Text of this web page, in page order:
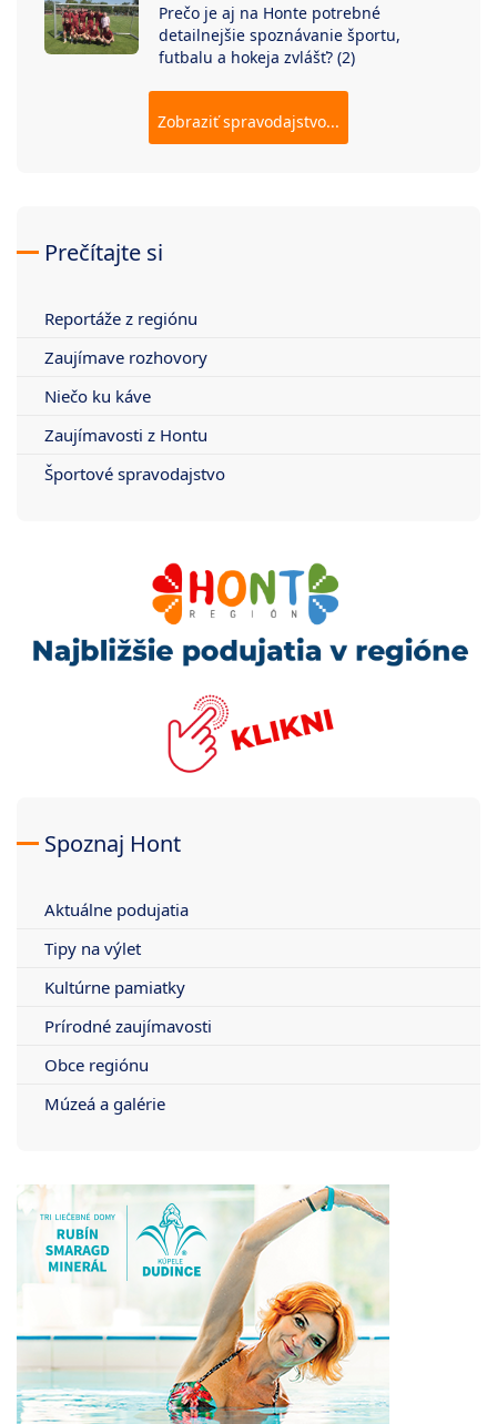
Prečo je aj na Honte potrebné
detailnejšie spoznávanie športu,
futbalu a hokeja zvlášť? (2)
Zobraziť spravodajstvo...
Prečítajte si
Reportáže z regiónu
Zaujímave rozhovory
Niečo ku káve
Zaujímavosti z Hontu
Športové spravodajstvo
Spoznaj Hont
Aktuálne podujatia
Tipy na výlet
Kultúrne pamiatky
Prírodné zaujímavosti
Obce regiónu
Múzeá a galérie